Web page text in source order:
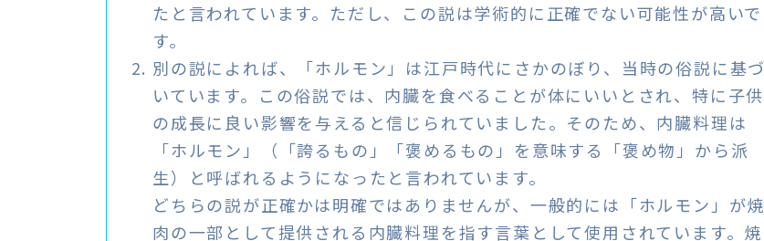
たと言われています。ただし、この説は学術的に正確でない可能性が高いで
す。
別の説によれば、「ホルモン」は江戸時代にさかのぼり、当時の俗説に基づ
いています。この俗説では、内臓を食べることが体にいいとされ、特に子供
の成長に良い影響を与えると信じられていました。そのため、内臓料理は
「ホルモン」（「誇るもの」「褒めるもの」を意味する「褒め物」から派
生）と呼ばれるようになったと言われています。
どちらの説が正確かは明確ではありませんが、一般的には「ホルモン」が焼
肉の一部として提供される内臓料理を指す言葉として使用されています。焼